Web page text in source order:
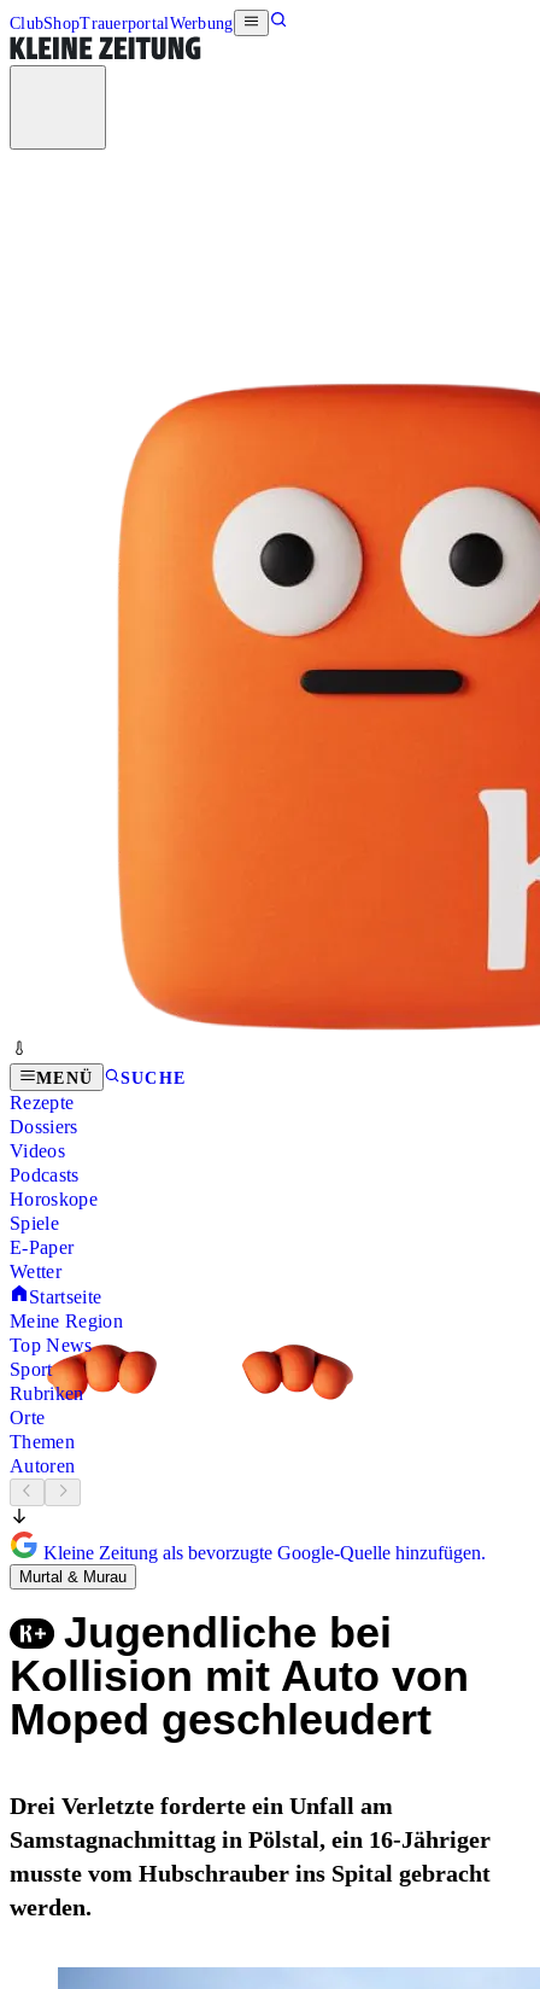
ClubShopTrauerportalWerbung
MENÜ SUCHE
Rezepte
Dossiers
Videos
Podcasts
Horoskope
Spiele
E-Paper
Wetter
Startseite
Meine Region
Top News
Sport
Rubriken
Orte
Themen
Autoren
Kleine Zeitung als bevorzugte Google-Quelle hinzufügen.
Murtal & Murau
Jugendliche bei
Kollision mit Auto von
Moped geschleudert
Drei Verletzte forderte ein Unfall am
Samstagnachmittag in Pölstal, ein 16-Jähriger
musste vom Hubschrauber ins Spital gebracht
werden.